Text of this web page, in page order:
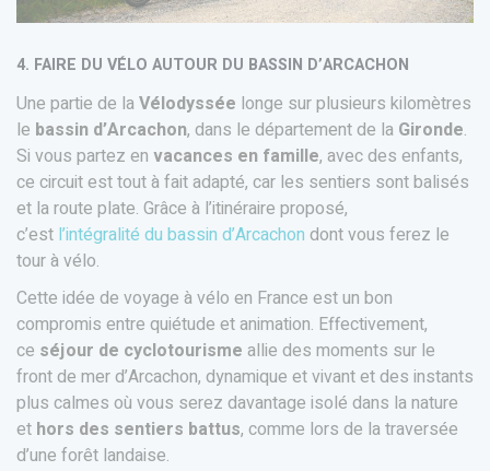
4. FAIRE DU VÉLO AUTOUR DU BASSIN D’ARCACHON
Une partie de laVélodyssée longe sur plusieurs kilomètres
le bassin d’Arcachon, dans le département de la Gironde.
Si vous partez en vacances en famille, avec des enfants,
ce circuit est tout à fait adapté, car les sentiers sont balisés
et la route plate. Grâce à l’itinéraire proposé,
c’est l’intégralité du bassin d’Arcachon dont vous ferez le
tour à vélo.
Cette idée de voyage à vélo en France est un bon
compromis entre quiétude et animation. Effectivement,
ce séjour de cyclotourisme allie des moments sur le
front de mer d’Arcachon, dynamique et vivant et des instants
plus calmes où vous serez davantage isolé dans la nature
et hors des sentiers battus, comme lors de la traversée
d’une forêt landaise.